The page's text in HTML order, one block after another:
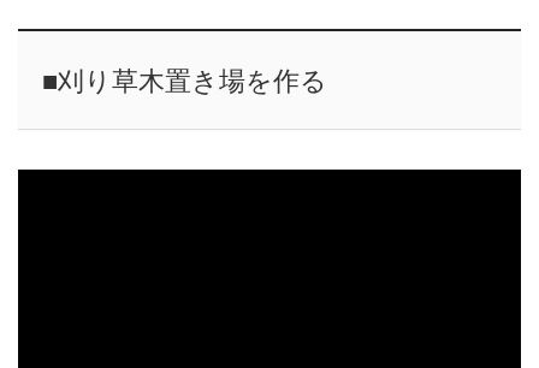
■刈り草木置き場を作る